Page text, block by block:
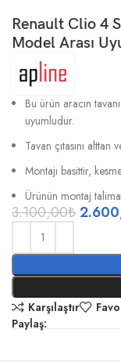
Renault Clio 4
Model Arası
Bu ürün aracın
uyumludur.
Tavan çıtasını
Montajı basittir,
Ürünün montaj
3.100,00₺
Karşılaştır
Paylaş: